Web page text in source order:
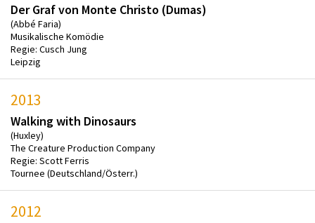
Der Graf von Monte Christo (Dumas)
(Abbé Faria)
Musikalische Komödie
Regie: Cusch Jung
Leipzig
2013
Walking with Dinosaurs
(Huxley)
The Creature Production Company
Regie: Scott Ferris
Tournee (Deutschland/Österr.)
2012